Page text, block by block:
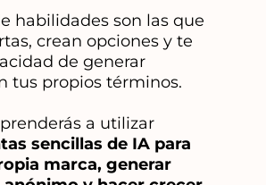
habilidades son las que
crean opciones y te
de generar
tus propios términos.
a utilizar
sencillas de IA para
marca, generar